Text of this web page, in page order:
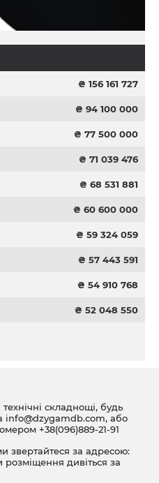
₴ 156 161 727
₴ 94 100 000
₴ 77 500 000
₴ 71 039 476
₴ 68 531 881
₴ 60 600 000
₴ 59 324 059
₴ 57 443 591
₴ 54 910 768
₴ 52 048 550
складнощі, будь
info@dzygamdb.com, або
+38(096)889-21-91
звертайтеся за адресою:
розміщення дивіться за